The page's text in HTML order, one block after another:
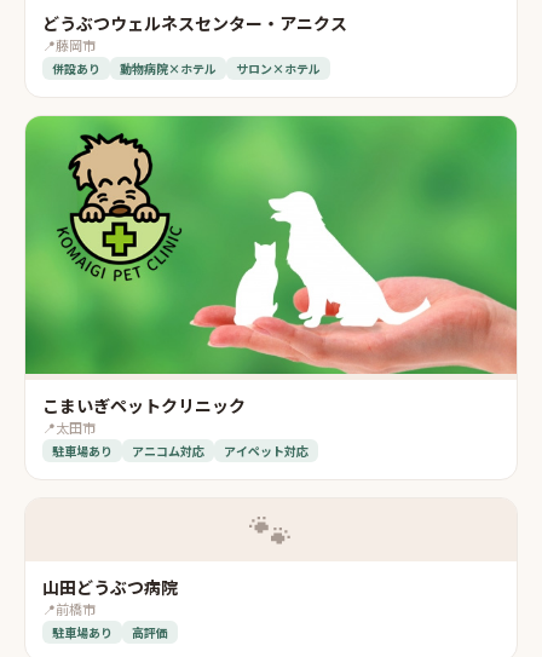
どうぶつウェルネスセンター・アニクス
📍藤岡市
併設あり 動物病院×ホテル サロン×ホテル
こまいぎペットクリニック
📍太田市
駐車場あり アニコム対応 アイペット対応
🐾
山田どうぶつ病院
📍前橋市
駐車場あり 高評価